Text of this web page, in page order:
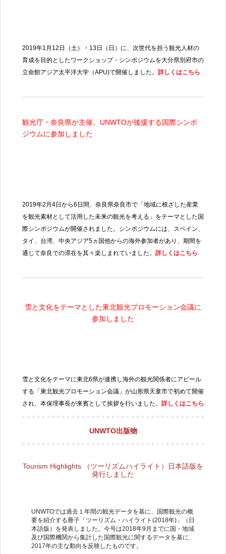
2019年1 月 12 日（土）・ 13日（日）に、次世代を担う観光人材の
育成を目的としたワークショップ・シンポジウムを大分県別府市の
立命館アジア太平洋大学（APU)で開催しました。 詳しくはこちら
観光庁・奈良県が主催、 UNWTOが後援する国際シンポ
ジウムに参加しました
2019年2 月 4日から6 日間、奈良県奈良市で「地域に根ざした産業
を観光素材として活用した未来の観光を考える」をテーマとした国
際シンポジウムが開催されました。シンポジウムには、スペイン、
タイ、台湾、中央アジア5ヵ国他からの海外参加者があり、期間を
通じて奈良での滞在を其々楽しまれていました。 詳しくはこちら
雪と文化をテーマとした東北観光プロモーション会議に
参加しました
雪と文化をテーマに東北6県が連携し海外の観光関係者にアピール
する「東北観光プロモーション会議」が山形県天童市で初めて開催
され、本保理事長が来賓として挨拶を行いました。 詳しくはこちら
UNWTO出版物
Tourism Highlights （ツーリズムハイライト）日本語版を
発行しました
UNWTOでは過去１年間の観光データを基に、国際観光の概
要を紹介する冊子「ツーリズム・ハイライト(2018年)」（日
本語版）を発表しました。今号は2018年9月までに国・地域
及び国際機関から集計した国際観光に関するデータを基に、
2017年の主な動向を反映したものです。